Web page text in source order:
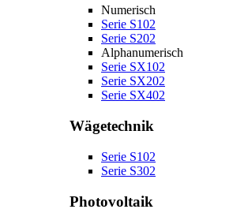
Numerisch
Serie S102
Serie S202
Alphanumerisch
Serie SX102
Serie SX202
Serie SX402
Wägetechnik
Serie S102
Serie S302
Photovoltaik